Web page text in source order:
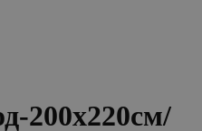
200x220см/